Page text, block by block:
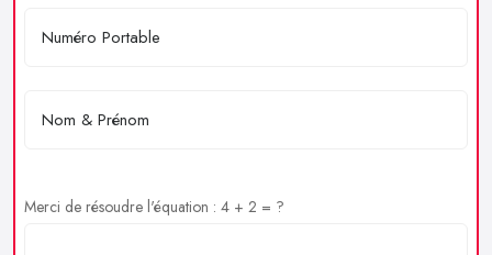
Merci de résoudre l'équation : 4 + 2 = ?